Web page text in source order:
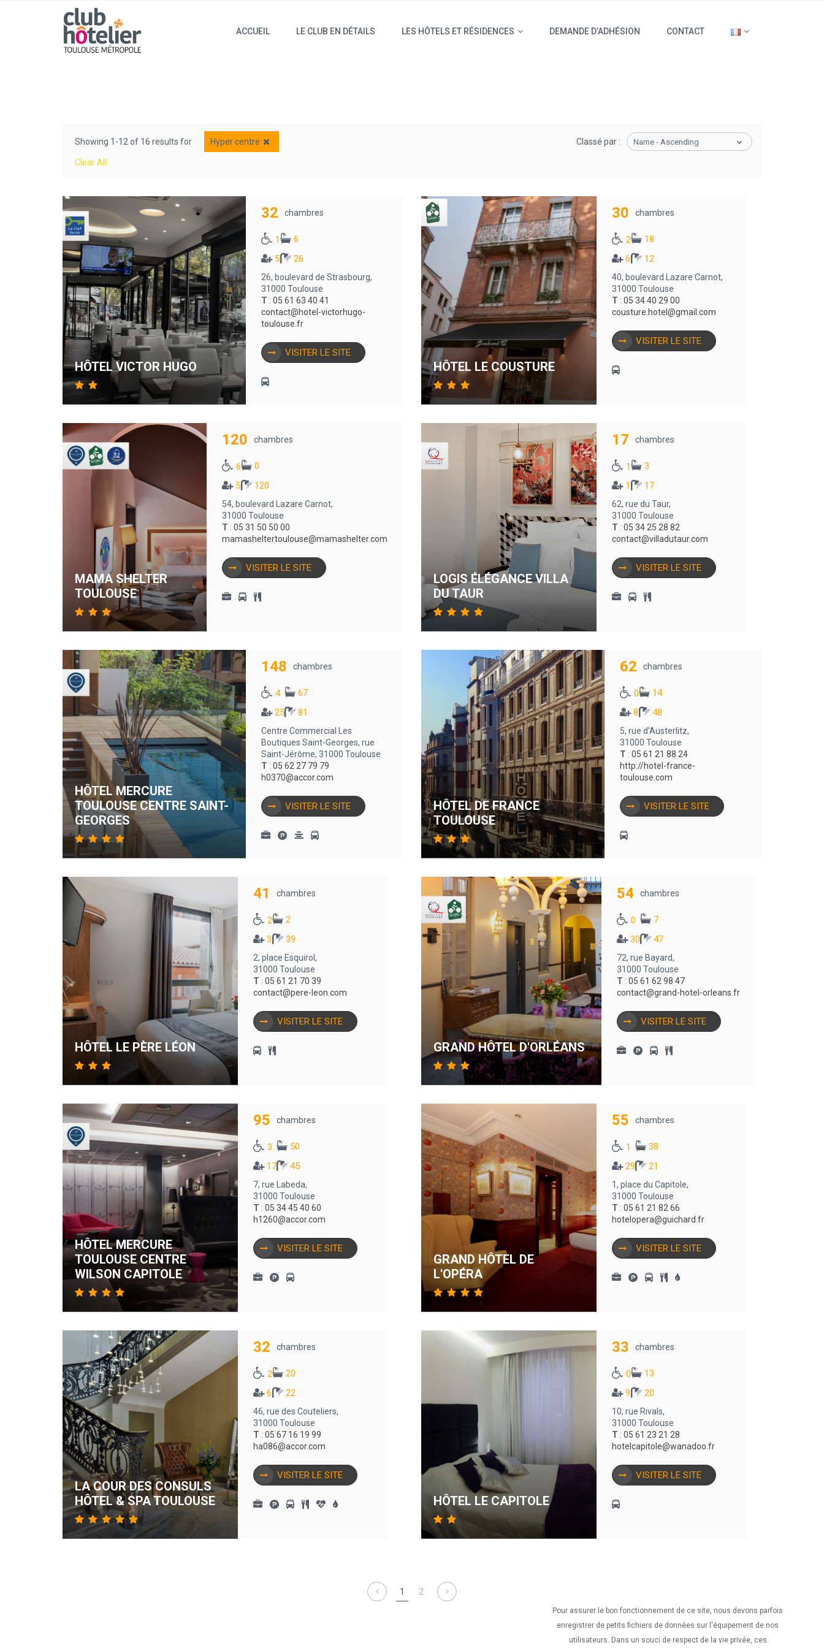
ACCUEIL LE CLUB EN DÉTAILS LES HÔTELS ET RÉSIDENCES DEMANDE D’ADHÉSION CONTACT
Showing 1-12 of 16 results for Hyper centre
Clear All
Classé par : Name - Ascending
HÔTEL VICTOR HUGO
32 chambres
1
6
5
26
26, boulevard de Strasbourg,
31000 Toulouse
T : 05 61 63 40 41
contact@hotel-victorhugo-
toulouse.fr
VISITER LE SITE
HÔTEL LE COUSTURE
30 chambres
2
18
6
12
40, boulevard Lazare Carnot,
31000 Toulouse
T : 05 34 40 29 00
cousture.hotel@gmail.com
VISITER LE SITE
MAMA SHELTER
TOULOUSE
120 chambres
6
0
5
120
54, boulevard Lazare Carnot,
31000 Toulouse
T : 05 31 50 50 00
mamasheltertoulouse@mamashelter.com
VISITER LE SITE
LOGIS ÉLÉGANCE VILLA
DU TAUR
17 chambres
1
3
1
17
62, rue du Taur,
31000 Toulouse
T : 05 34 25 28 82
contact@villadutaur.com
VISITER LE SITE
HÔTEL MERCURE
TOULOUSE CENTRE SAINT-
GEORGES
148 chambres
4
67
25
81
Centre Commercial Les
Boutiques Saint-Georges, rue
Saint-Jérôme, 31000 Toulouse
T : 05 62 27 79 79
h0370@accor.com
VISITER LE SITE
HÔTEL DE FRANCE
TOULOUSE
62 chambres
0
14
8
48
5, rue d'Austerlitz,
31000 Toulouse
T : 05 61 21 88 24
http://hotel-france-
toulouse.com
VISITER LE SITE
HÔTEL LE PÈRE LÉON
41 chambres
2
2
3
39
2, place Esquirol,
31000 Toulouse
T : 05 61 21 70 39
contact@pere-leon.com
VISITER LE SITE
GRAND HÔTEL D'ORLÉANS
54 chambres
0
7
30
47
72, rue Bayard,
31000 Toulouse
T : 05 61 62 98 47
contact@grand-hotel-orleans.fr
VISITER LE SITE
HÔTEL MERCURE
TOULOUSE CENTRE
WILSON CAPITOLE
95 chambres
3
50
17
45
7, rue Labeda,
31000 Toulouse
T : 05 34 45 40 60
h1260@accor.com
VISITER LE SITE
GRAND HÔTEL DE
L'OPÉRA
55 chambres
1
38
29
21
1, place du Capitole,
31000 Toulouse
T : 05 61 21 82 66
hotelopera@guichard.fr
VISITER LE SITE
LA COUR DES CONSULS
HÔTEL & SPA TOULOUSE
32 chambres
2
20
6
22
46, rue des Couteliers,
31000 Toulouse
T : 05 67 16 19 99
ha086@accor.com
VISITER LE SITE
HÔTEL LE CAPITOLE
33 chambres
0
13
9
20
10, rue Rivals,
31000 Toulouse
T : 05 61 23 21 28
hotelcapitole@wanadoo.fr
VISITER LE SITE
1 2
Pour assurer le bon fonctionnement de ce site, nous devons parfois
enregistrer de petits fichiers de données sur l'équipement de nos
utilisateurs. Dans un souci de respect de la vie privée, ces